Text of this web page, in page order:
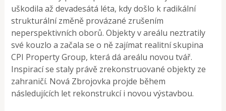
uškodila až devadesátá léta, kdy došlo k radikální
strukturální změně provázané zrušením
neperspektivních oborů. Objekty v areálu neztratily
své kouzlo a začala se o ně zajímat realitní skupina
CPI Property Group, která dá areálu novou tvář.
Inspirací se staly právě zrekonstruované objekty ze
zahraničí. Nová Zbrojovka projde během
následujících let rekonstrukcí i novou výstavbou.